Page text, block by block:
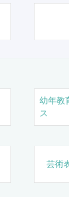
幼年教
ス
芸術